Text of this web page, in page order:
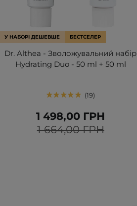
У НАБОРІ ДЕШЕВШЕ БЕСТСЕЛЕР
Dr. Althea - Зволожувальний набір
Hydrating Duo - 50 ml + 50 ml
19
1 664,00 ГРН
1 498,00 ГРН